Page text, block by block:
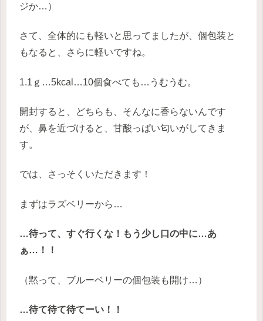
ジか…）
さて、全体的にも軽いと思ってましたが、個包装と
もなると、さらに軽いですね。
1.1ｇ…5kcal…10個食べても…うむうむ。
開封すると、どちらも、そんなに香らないんです
が、鼻を近づけると、甘酸っぱい匂いがしてきま
す。
では、さっそくいただきます！
まずはラズベリーから…
…待って、すぐ行くな！もう少し口の中に…あ
ぁ…！！
（黙って、ブルーベリーの個包装も開け…）
…待て待て待てーい！！